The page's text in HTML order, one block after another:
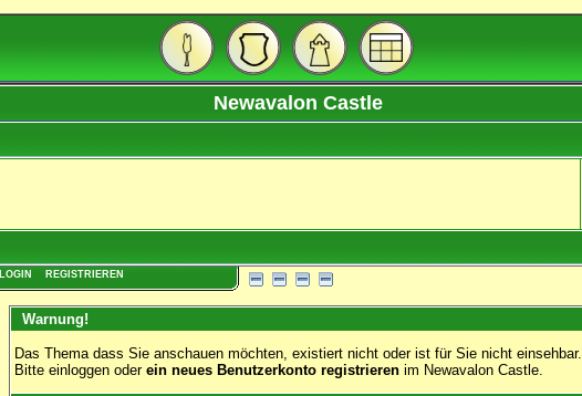
Newavalon Castle
LOGIN REGISTRIEREN
Warnung!
Das Thema dass Sie anschauen möchten, existiert nicht oder ist für Sie nicht einsehbar.
Bitte einloggen oder ein neues Benutzerkonto registrierenim Newavalon Castle.